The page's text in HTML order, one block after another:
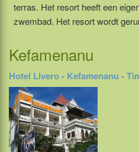
terras. Het resort heeft een
zwembad. Het resort wordt
Kefamenanu
Hotel Livero - Kefamenanu -